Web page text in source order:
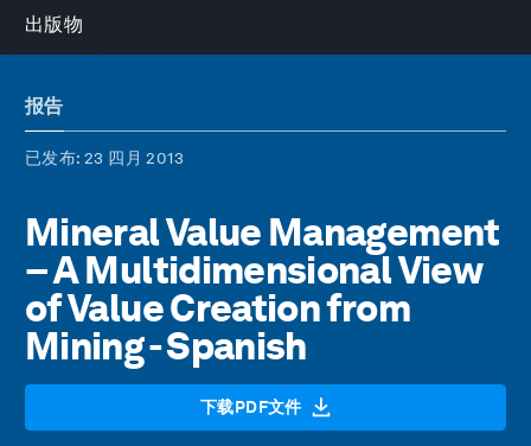
出版物
报告
已发布: 23 四月 2013
Mineral Value Management
– A Multidimensional View
of Value Creation from
Mining - Spanish
下载PDF文件